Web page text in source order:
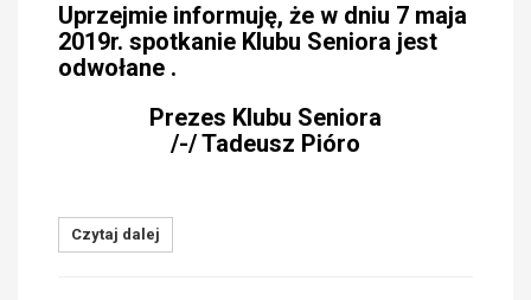
Uprzejmie informuję, że w dniu 7 maja
2019r. spotkanie Klubu Seniora jest
odwołane .
Prezes Klubu Seniora
/-/ Tadeusz Pióro
Czytaj dalej